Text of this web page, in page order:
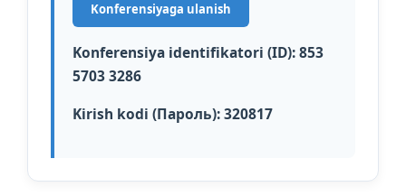
Konferensiyaga ulanish
Konferensiya identifikatori (ID):853
5703 3286
Kirish kodi (Пароль):320817